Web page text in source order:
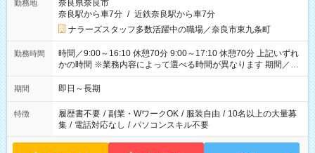
勤務地
奈良県奈良市
奈良駅から車7分 / 近鉄奈良駅から車7分
ナラーズスタッフ多数活躍中の職場／奈良市東九条町
勤務時間
時間／9:00～16:10 休憩70分 9:00～17:10 休憩70分 上記いずれ
かの時間 ※業務内容によって選べる時間が異なります 期間／即
日～長期安定 スタート日は相談可能！ 勤務日／月～金の週4日
～でOK！
期間 即日～長期
特徴 履歴書不要 / 副業・WワークOK / 服装自由 / 10名以上の大量募
集 / 電話対応なし / パソコンスキル不要